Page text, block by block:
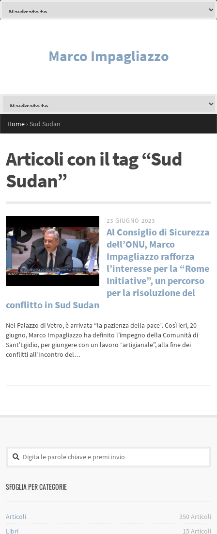
Marco Impagliazzo
Home › Sud Sudan
Articoli con il tag “Sud
Sudan”
23 GIUGNO 2023
Al Consiglio di Sicurezza
dell’ONU, Marco
Impagliazzo rafforza
l’interesse per la “Rome
Initiative”, un percorso
per la risoluzione del
conflitto in Sud Sudan
Nel Palazzo di Vetro, è arrivata “la pazienza della pace”. Così ieri, 20
giugno, Marco Impagliazzo ha definito l’impegno della Comunità di
Sant’Egidio, per giungere con un lavoro “artigianale”, alla fine dei
conflitti all’Incontro del…
SFOGLIA PER CATEGORIE
Articoli 350Articoli
Libri
15 Articoli